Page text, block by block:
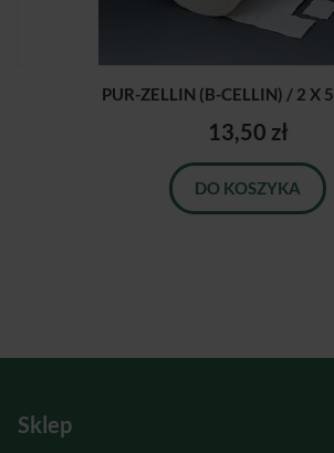
PUR-ZELLIN (B-CELLIN) / 2 X
13,50 zł
DO KOSZYKA
Sklep